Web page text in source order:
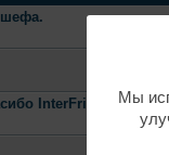
шефа.
InterFriendship:)!
Мы